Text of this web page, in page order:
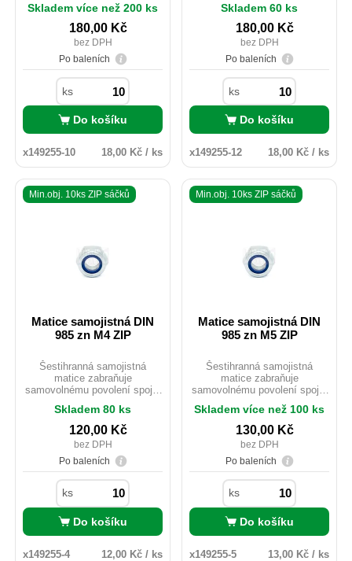
polyamidový pojistný kroužek.
Matice se dodávají běžně
pozinkované, ale je možno je
pokovit např. i do černého
zinku, ovšem za cenu změny
barvy polyamidového kroužku,
což ovšem nemá vliv na jeho
funkčnost.
Skladem více než 200 ks
180,00 Kč
bez DPH
Po baleních
ks
Do košíku
x149255-10 18,00 Kč / ks
polyamidový pojistný kroužek.
Matice se dodávají běžně
pozinkované, ale je možno je
pokovit např. i do černého
zinku, ovšem za cenu změny
barvy polyamidového krouž,
což ovšem nemá vliv na jeho
funkčnost.
Skladem 60 ks
180,00 Kč
bez DPH
Po baleních
ks
Do košíku
x149255-12 18,00 Kč / ks
Min.obj. 10ks ZIP sáčků
Matice samojistná DIN
985 zn M4 ZIP
Šestihranná samojistná
matice zabraňuje
samovolnému povolení spoje.
polyamidový pojistný kroužek.
Matice se dodávají běžně
pozinkované, ale je možno je
pokovit např. i do černého
zinku, ovšem za cenu změny
barvy polyamidového krouž,
což ovšem nemá vliv na jeho
funkčnost.
Skladem 80 ks
120,00 Kč
bez DPH
Po baleních
ks
Do košíku
x149255-4 12,00 Kč / ks
Min.obj. 10ks ZIP sáčků
Matice samojistná DIN
985 zn M5 ZIP
Šestihranná samojistná
matice zabraňuje
samovolnému povolení spoje.
Součástí matice je
polyamidový pojistný kroužek.
Matice se dodávají běžně
pozinkované, ale je možno je
pokovit např. i do černého
zinku, ovšem za cenu změny
barvy polyamidového krouž,
což ovšem nemá vliv na jeho
funkčnost.
Skladem více než 100 ks
130,00 Kč
bez DPH
Po baleních
ks
Do košíku
x149255-5 13,00 Kč / ks